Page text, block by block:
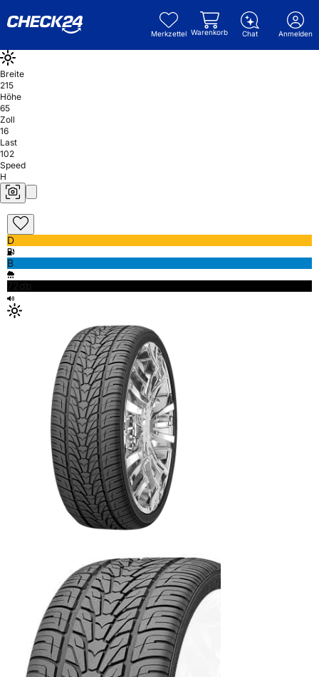
Merkzettel Warenkorb Chat Anmelden
Breite
215
Höhe
65
Zoll
16
Last
102
Speed
H
D
B
72db